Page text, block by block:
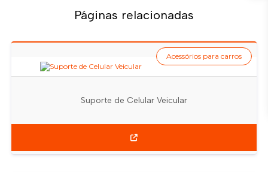
Páginas relacionadas
Suporte de Celular Veicular
Acessórios para carros